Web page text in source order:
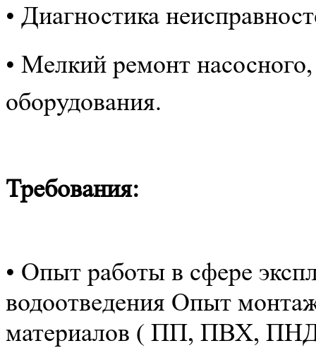
• Диагностика
• Мелкий ремонт
оборудования.
Требования:
• Опыт работы в сфере
водоотведения Опыт
материалов ( ПП, ПВХ,